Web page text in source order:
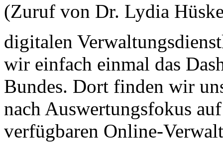
(Zuruf von Dr. Lydia
digitalen
wir einfach einmal das
Bundes. Dort finden wir
nach Auswertungsfokus
verfügbaren Online-